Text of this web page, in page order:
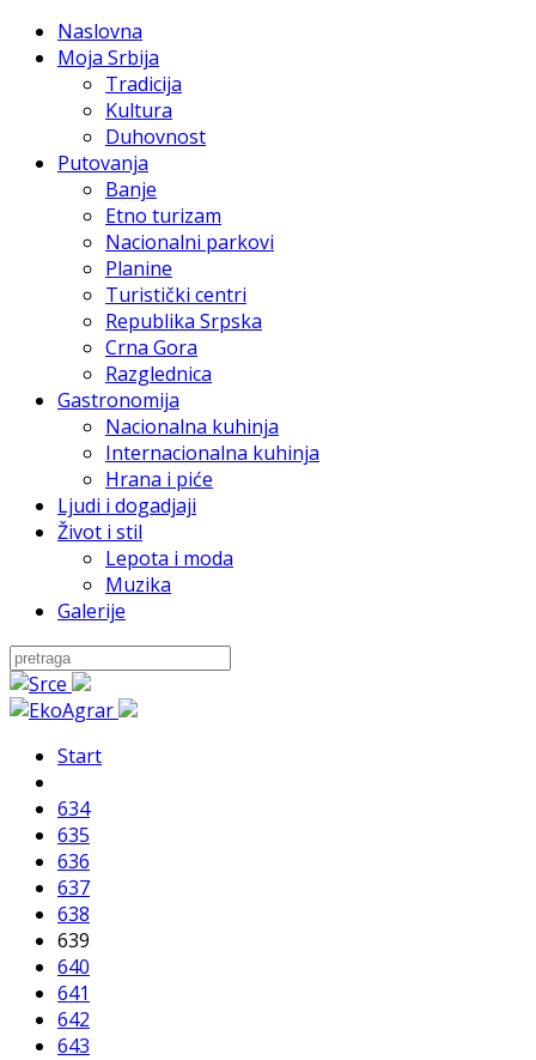
Naslovna
Moja Srbija
Tradicija
Kultura
Duhovnost
Putovanja
Banje
Etno turizam
Nacionalni parkovi
Planine
Turistički centri
Republika Srpska
Crna Gora
Razglednica
Gastronomija
Nacionalna kuhinja
Internacionalna kuhinja
Hrana i piće
Ljudi i dogadjaji
Život i stil
Lepota i moda
Muzika
Galerije
Start
634
635
636
637
638
639
640
641
642
643